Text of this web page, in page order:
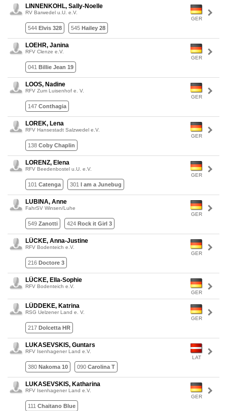
GER
LINNENKOHL, Sally-Noelle
RV Barwedel u.U. e.V.
544 Elvis 328 545 Hailey 28
GER
LOEHR, Janina
RFV Clenze e.V.
041 Billie Jean 19
GER
LOOS, Nadine
RFV Zum Luisenhof e. V.
147 Conthagia
GER
LOREK, Lena
RFV Hansestadt Salzwedel e.V.
138 Coby Chaplin
GER
LORENZ, Elena
RFV Beedenbostel u.U. e.V.
101 Catenga 301 I am a Junebug
GER
LUBINA, Anne
FahrSV Winsen/Luhe
549 Zanotti 424 Rock it Girl 3
GER
LÜCKE, Anna-Justine
RFV Bodenteich e.V.
216 Doctore 3
GER
LÜCKE, Ella-Sophie
RFV Bodenteich e.V.
GER
LÜDDEKE, Katrina
RSG Uelzener Land e. V.
217 Dolcetta HR
LAT
LUKASEVSKIS, Guntars
RFV Isenhagener Land e.V.
380 Nakoma 10 090 Carolina T
GER
LUKASEVSKIS, Katharina
RFV Isenhagener Land e.V.
111 Chaitano Blue